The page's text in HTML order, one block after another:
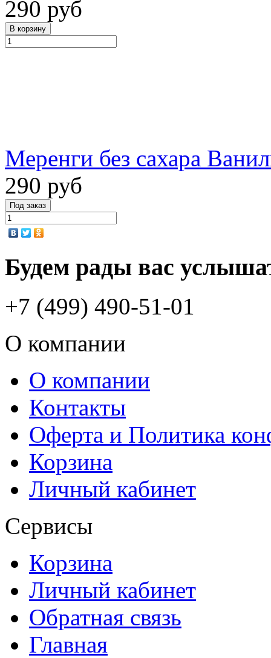
290 руб
Меренги без сахара
290 руб
Будем рады вас
+7 (499) 490-51-01
О компании
О компании
Контакты
Оферта и Политика
Корзина
Личный кабинет
Сервисы
Корзина
Личный кабинет
Обратная связь
Главная